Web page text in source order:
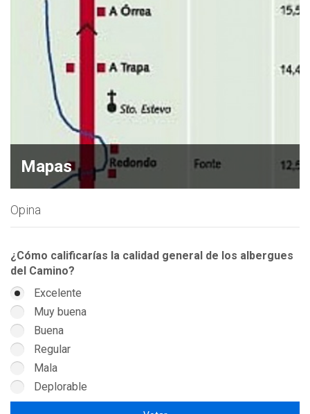
Mapas
Opina
¿Cómo calificarías la calidad general de los albergues
del Camino?
Excelente
Muy buena
Buena
Regular
Mala
Deplorable